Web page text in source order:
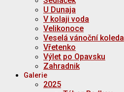
U Dunaja
V kolaji voda
Velikonoce
Veselá vánoční koleda
Vřetenko
Výlet po Opavsku
Zahradnik
Galerie
2025